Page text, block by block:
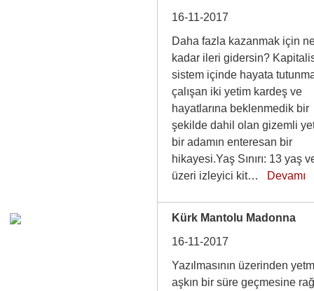
16-11-2017
Daha fazla kazanmak için
kadar ileri gidersin?
sistem içinde hayata
çalışan iki yetim kardeş ve
hayatlarına beklenmedik bir
şekilde dahil olan gizemli
bir adamın enteresan bir
hikayesi.Yaş Sınırı: 13 yaş
üzeri izleyici kit… Devamı
Kürk Mantolu Madonna
16-11-2017
Yazılmasının üzerinden
aşkın bir süre geçmesine